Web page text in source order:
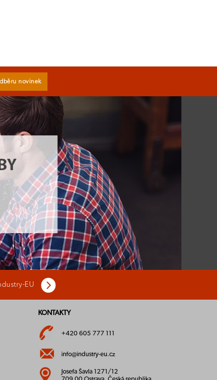
novinek
EU
KONTAKTY
+420 605 777 111
info@industry-eu.cz
Josefa Šavla 1271/12